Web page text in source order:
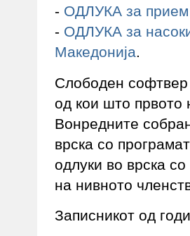
- ОДЛУКА за прием
- ОДЛУКА за
Македонија.
Слободен софтвер
од кои што првото
Вонредните
врска со
одлуки во врска
на нивното
Записникот од